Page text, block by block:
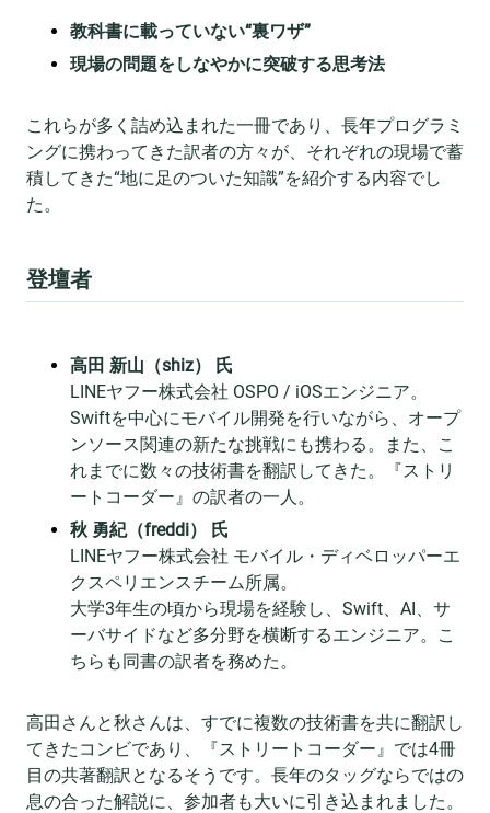
教科書に載っていない“裏ワザ”
現場の問題をしなやかに突破する思考法
これらが多く詰め込まれた一冊であり、長年プログラミ
ングに携わってきた訳者の方々が、それぞれの現場で蓄
積してきた“地に足のついた知識”を紹介する内容でし
た。
登壇者
高田 新山（shiz） 氏
LINEヤフー株式会社 OSPO / iOSエンジニア。
Swiftを中心にモバイル開発を行いながら、オープ
ンソース関連の新たな挑戦にも携わる。また、こ
れまでに数々の技術書を翻訳してきた。『ストリ
ートコーダー』の訳者の一人。
秋 勇紀（freddi） 氏
LINEヤフー株式会社 モバイル・ディベロッパーエ
クスペリエンスチーム所属。
大学3年生の頃から現場を経験し、Swift、AI、サ
ーバサイドなど多分野を横断するエンジニア。こ
ちらも同書の訳者を務めた。
高田さんと秋さんは、すでに複数の技術書を共に翻訳し
てきたコンビであり、『ストリートコーダー』では4冊
目の共著翻訳となるそうです。長年のタッグならではの
息の合った解説に、参加者も大いに引き込まれました。